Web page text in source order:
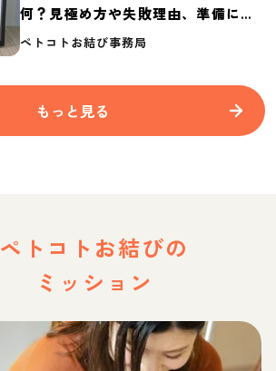
何？見極め方や失敗理由、準備に必
要なものを紹介
ペトコトお結び事務局
もっと見る
ペトコトお結びの
ミッション